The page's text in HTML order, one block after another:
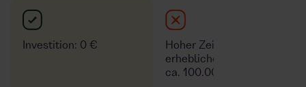
Investition: 0 €
Hoher Zeitaufwand und
erhebliche Kosten - ab
ca. 100.000 € / 100 m²